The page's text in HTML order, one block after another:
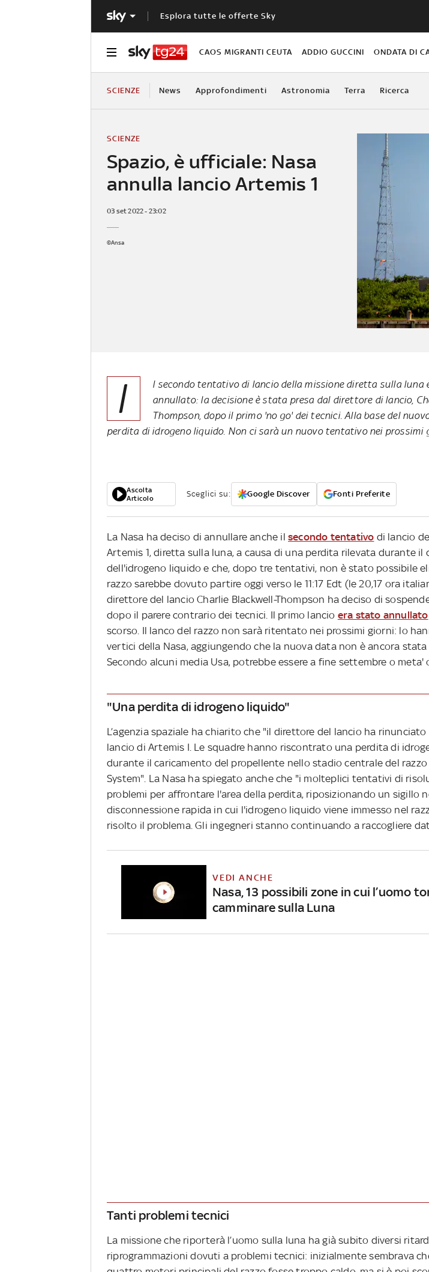
Esplora tutte le offerte Sky
CAOS MIGRANTI CEUTA ADDIO GUCCINI ONDATA DI
SCIENZE News Approfondimenti Astronomia Terra Ricerca
Spazio, è ufficiale: Nasa
annulla lancio Artemis 1
SCIENZE
03 set 2022 - 23:02
©Ansa
I
l secondo tentativo di lancio della missione diretta sulla luna
annullato: la decisione è stata presa dal direttore di lancio,
Thompson, dopo il primo 'no go' dei tecnici. Alla base del
perdita di idrogeno liquido. Non ci sarà un nuovo tentativo nei prossimi
Ascolta
Articolo
Sceglici su: Google Discover Fonti Preferite
La Nasa ha deciso di annullare anche il secondo tentativo di lancio
Artemis 1, diretta sulla luna, a causa di una perdita rilevata durante il
dell'idrogeno liquido e che, dopo tre tentativi, non è stato possibile
razzo sarebbe dovuto partire oggi verso le 11:17 Edt (le 20,17 ora
direttore del lancio Charlie Blackwell-Thompson ha deciso di
dopo il parere contrario dei tecnici. Il primo lancio era stato annullato
scorso. Il lanco del razzo non sarà ritentato nei prossimi giorni: lo
vertici della Nasa, aggiungendo che la nuova data non è ancora stata
Secondo alcuni media Usa, potrebbe essere a fine settembre o meta'
"Una perdita di idrogeno liquido"
L’agenzia spaziale ha chiarito che "il direttore del lancio ha
lancio di Artemis I. Le squadre hanno riscontrato una perdita di
durante il caricamento del propellente nello stadio centrale del razzo
System". La Nasa ha spiegato anche che "i molteplici tentativi di
problemi per affrontare l'area della perdita, riposizionando un sigillo
disconnessione rapida in cui l'idrogeno liquido viene immesso nel
risolto il problema. Gli ingegneri stanno continuando a raccogliere
VEDI ANCHE
Nasa, 13 possibili zone in cui l’uomo
camminare sulla Luna
Tanti problemi tecnici
La missione che riporterà l’uomo sulla luna ha già subito diversi
riprogrammazioni dovuti a problemi tecnici: inizialmente sembrava